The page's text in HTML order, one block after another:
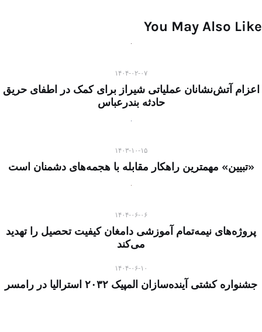
You May Also Like
۱۴۰۴-۰۲-۰۷
اعزام آتش‌نشانان عملیاتی شیراز برای کمک در اطفای حریق
حادثه بندرعباس
۱۴۰۳-۱۰-۱۵
«تبیین» مهمترین راهکار مقابله با هجمه‌های دشمنان است
۱۴۰۴-۰۶-۰۶
پروژه‌های نیمه‌تمام آموزشی دامغان کیفیت تحصیل را تهدید
می‌کند
۱۴۰۴-۰۶-۱۰
جشنواره کشتی آینده‌سازان المپیک ۲۰۳۲ استرالیا در رامسر